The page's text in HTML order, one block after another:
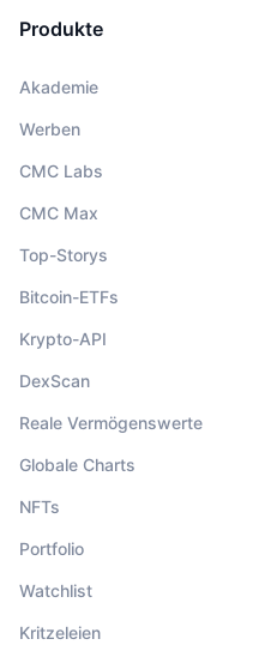
Produkte
Akademie
Werben
CMC Labs
CMC Max
Top-Storys
Bitcoin-ETFs
Krypto-API
DexScan
Reale Vermögenswerte
Globale Charts
NFTs
Portfolio
Watchlist
Kritzeleien